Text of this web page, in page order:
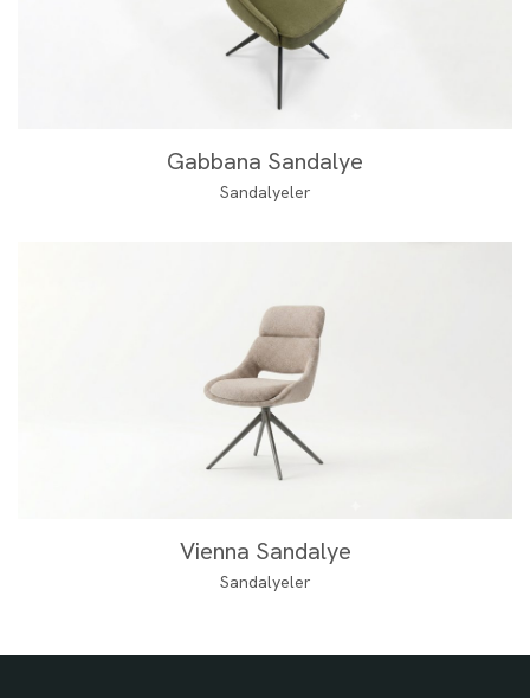
Gabbana Sandalye
Sandalyeler
Vienna Sandalye
Sandalyeler